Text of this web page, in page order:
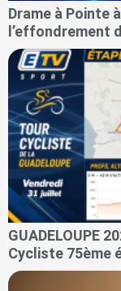
Drame à Pointe
l’effondrement
GUADELOUPE
Cycliste 75ème